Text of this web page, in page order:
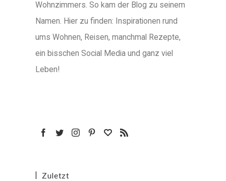
Wohnzimmers. So kam der Blog zu seinem
Namen. Hier zu finden: Inspirationen rund
ums Wohnen, Reisen, manchmal Rezepte,
ein bisschen Social Media und ganz viel
Leben!
Zuletzt